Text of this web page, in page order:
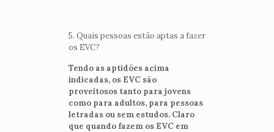
5. Quais pessoas estão aptas a fazer
os EVC?
Tendo as aptidões acima
indicadas, os EVC são
proveitosos tanto para jovens
como para adultos, para pessoas
letradas ou sem estudos. Claro
que quando fazem os EVC em